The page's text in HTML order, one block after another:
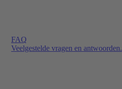
FAQ
Veelgestelde vragen en antwoorden.